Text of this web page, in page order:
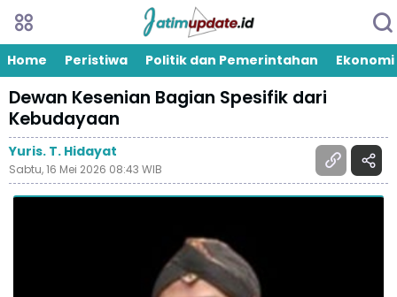
Home Peristiwa Politik dan Pemerintahan Ekonomi
Dewan Kesenian Bagian Spesifik dari
Kebudayaan
Yuris. T. Hidayat
Sabtu, 16 Mei 2026 08:43 WIB